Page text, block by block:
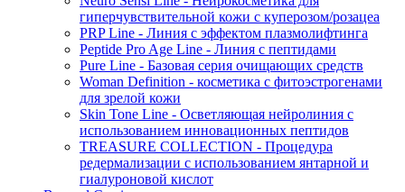
гиперчувствительной кожи с куперозом/розацеа
PRP Line - Линия с эффектом плазмолифтинга
Peptide Pro Age Line - Линия с пептидами
Pure Line - Базовая серия очищающих средств
Woman Definition - косметика с фитоэстрогенами
для зрелой кожи
Skin Tone Line - Осветляющая нейролиния с
использованием инновационных пептидов
TREASURE COLLECTION - Процедура
редермализации с использованием янтарной и
гиалуроновой кислот